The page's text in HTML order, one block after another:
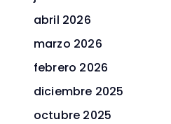
abril 2026
marzo 2026
febrero 2026
diciembre 2025
octubre 2025